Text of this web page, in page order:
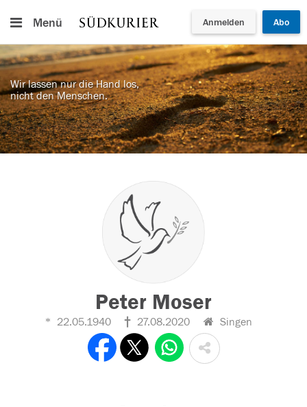
Menü Anmelden Abo
Wir lassen nur die Hand los,
nicht den Menschen.
Peter Moser
22.05.1940 27.08.2020 Singen